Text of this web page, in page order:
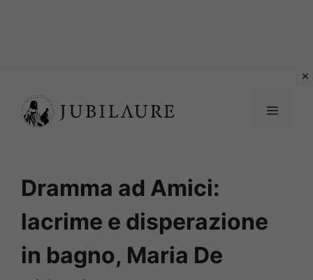
contenuto
MENU
Dramma ad Amici:
lacrime e disperazione
in bagno, Maria De